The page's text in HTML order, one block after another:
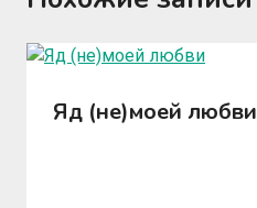
Яд (не)моей любви